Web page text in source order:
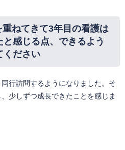
重ねてきて3年目の看護は
感じる点、できるよう
ください
行訪問するようになりました。そ
少しずつ成長できたことを感じま